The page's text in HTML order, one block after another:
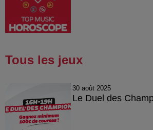
Tous les jeux
30 août 2025
Le Duel des